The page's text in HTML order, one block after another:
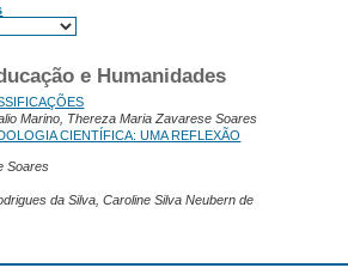
e Humanidades
Marino, Thereza Maria Zavarese Soares
CIENTÍFICA: UMA REFLEXÃO
Soares
da Silva, Caroline Silva Neubern de